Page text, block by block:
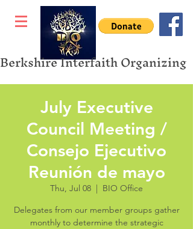
Berkshire Interfaith Organizing
July Executive
Council Meeting /
Consejo Ejecutivo
Reunión de mayo
Thu, Jul 08
  |
BIO Office
Delegates from our member groups gather
monthly to determine the strategic